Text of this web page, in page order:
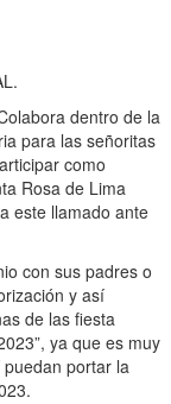
dentro de la
para las señoritas
como
Rosa de Lima
este llamado ante
con sus padres o
y así
de las fiesta
ya que es muy
portar la